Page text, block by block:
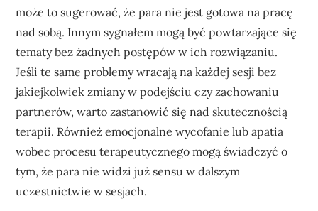
może to sugerować, że para nie jest gotowa na pracę
nad sobą. Innym sygnałem mogą być powtarzające się
tematy bez żadnych postępów w ich rozwiązaniu.
Jeśli te same problemy wracają na każdej sesji bez
jakiejkolwiek zmiany w podejściu czy zachowaniu
partnerów, warto zastanowić się nad skutecznością
terapii. Również emocjonalne wycofanie lub apatia
wobec procesu terapeutycznego mogą świadczyć o
tym, że para nie widzi już sensu w dalszym
uczestnictwie w sesjach.